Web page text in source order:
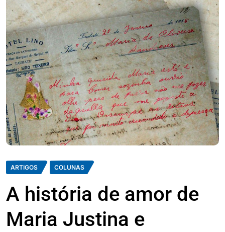
ARTIGOS COLUNAS
A história de amor de
Maria Justina e